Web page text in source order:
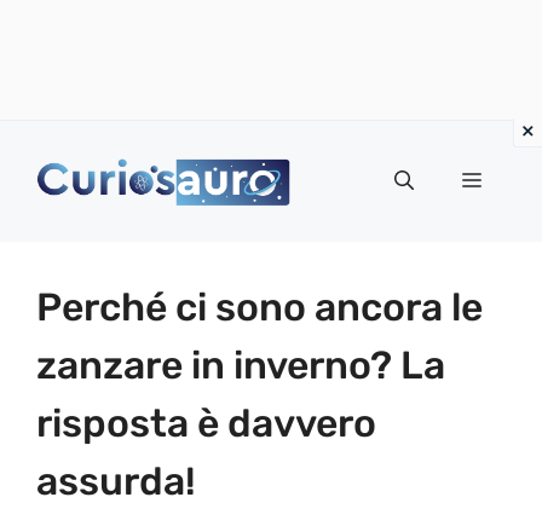
Menu
Perché ci sono ancora le
zanzare in inverno? La
risposta è davvero
assurda!